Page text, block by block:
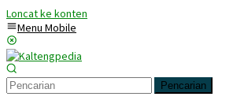
Loncat ke konten
Menu Mobile
Pencarian